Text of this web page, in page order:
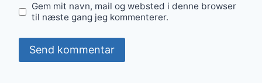
Gem mit navn, mail og websted i denne browser
til næste gang jeg kommenterer.